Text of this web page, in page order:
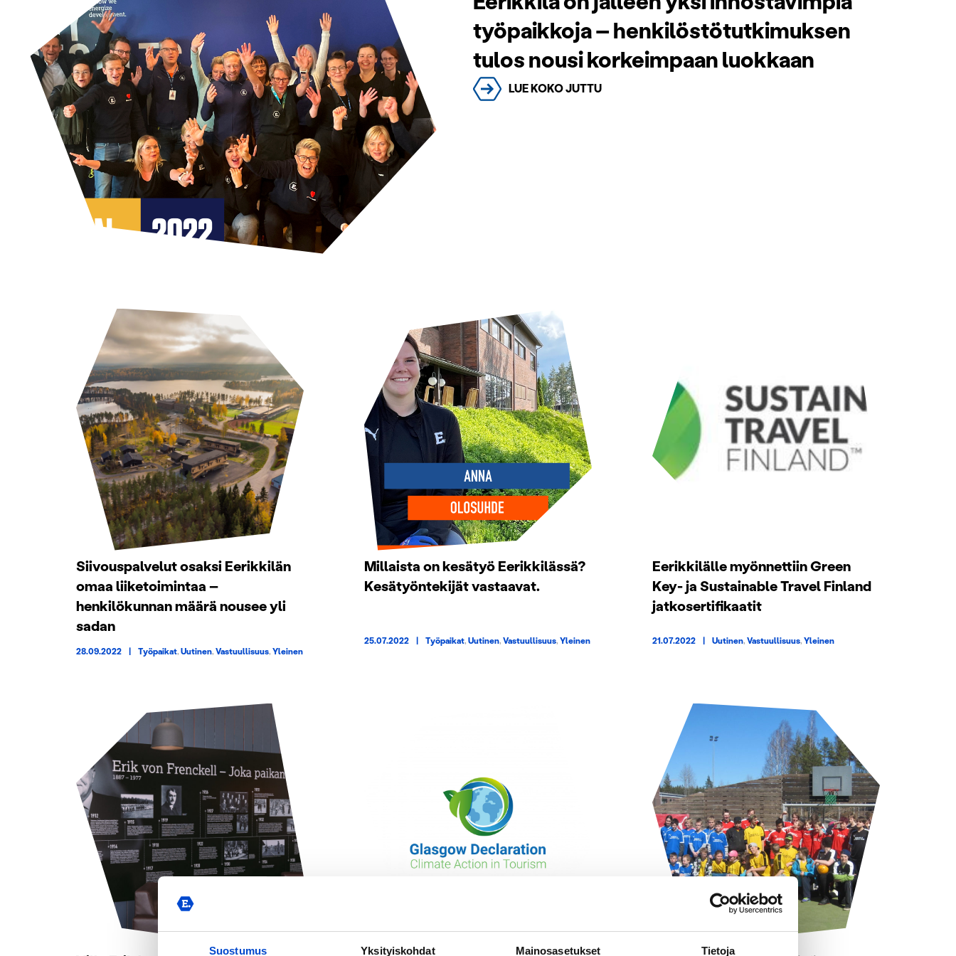
Suostumus Yksityiskohdat Mainosasetukset Tietoja
työpaikkoja – henkilöstötutkimuksen
tulos nousi korkeimpaan luokkaan
LUE KOKO JUTTU
Siivouspalvelut osaksi Eerikkilän
omaa liiketoimintaa –
henkilökunnan määrä nousee yli
sadan
28.09.2022 | Työpaikat, Uutinen, Vastuullisuus, Yleinen
Millaista on kesätyö Eerikkilässä?
Kesätyöntekijät vastaavat.
25.07.2022 | Työpaikat, Uutinen, Vastuullisuus, Yleinen
Eerikkilälle myönnettiin Green
Key- ja Sustainable Travel Finland
jatkosertifikaatit
21.07.2022 | Uutinen, Vastuullisuus, Yleinen